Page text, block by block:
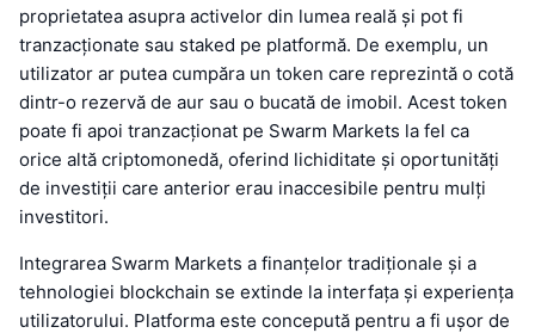
proprietatea asupra activelor din lumea reală și pot fi
tranzacționate sau staked pe platformă. De exemplu, un
utilizator ar putea cumpăra un token care reprezintă o cotă
dintr-o rezervă de aur sau o bucată de imobil. Acest token
poate fi apoi tranzacționat pe Swarm Markets la fel ca
orice altă criptomonedă, oferind lichiditate și oportunități
de investiții care anterior erau inaccesibile pentru mulți
investitori.
Integrarea Swarm Markets a finanțelor tradiționale și a
tehnologiei blockchain se extinde la interfața și experiența
utilizatorului. Platforma este concepută pentru a fi ușor de